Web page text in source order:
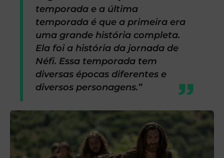
temporada e a última
temporada é que a primeira era
uma grande história completa.
Ela foi a história da jornada de
Néfi. Essa temporada tem
diversas épocas diferentes e
diversos personagens.”